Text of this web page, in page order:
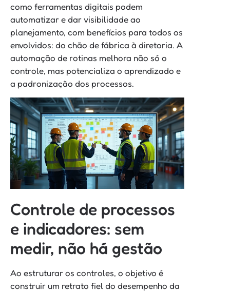
como ferramentas digitais podem
automatizar e dar visibilidade ao
planejamento, com benefícios para todos os
envolvidos: do chão de fábrica à diretoria. A
automação de rotinas melhora não só o
controle, mas potencializa o aprendizado e
a padronização dos processos.
Controle de processos
e indicadores: sem
medir, não há gestão
Ao estruturar os controles, o objetivo é
construir um retrato fiel do desempenho da